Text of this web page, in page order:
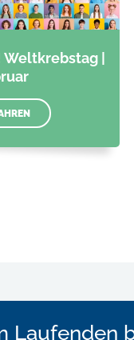
Weltkrebstag |
Laufenden